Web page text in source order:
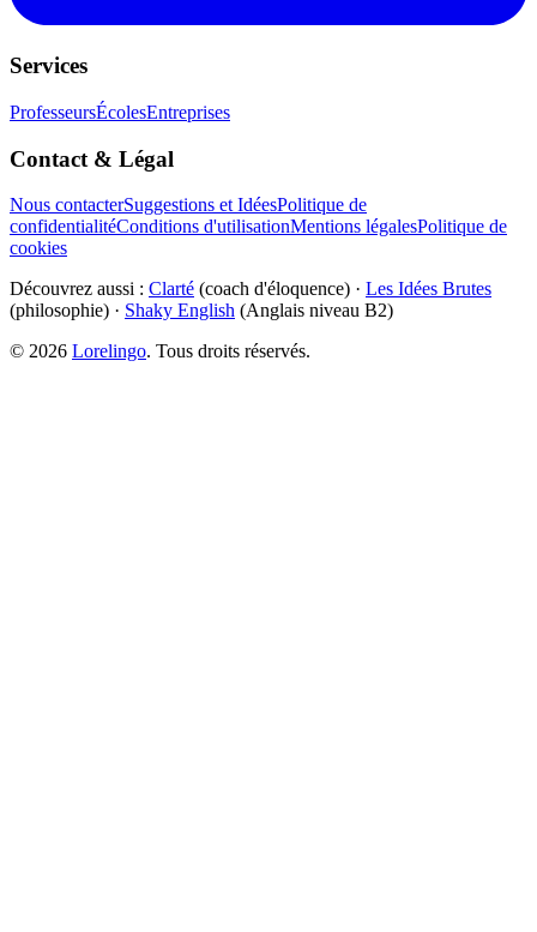
Services
ProfesseursÉcolesEntreprises
Contact & Légal
Nous contacterSuggestions et IdéesPolitique de
confidentialitéConditions d'utilisationMentions légalesPolitique de
cookies
Découvrez aussi : Clarté (coach d'éloquence) · Les Idées Brutes
(philosophie) · Shaky English (Anglais niveau B2)
© 2026 Lorelingo. Tous droits réservés.